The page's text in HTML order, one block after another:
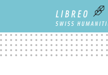
LES (IM)MOBILES FRONTIÈRES DU